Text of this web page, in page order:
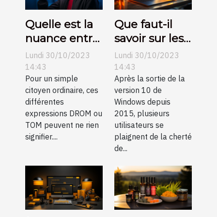
Quelle est la
nuance entre
DROM et
TOM ?
Lundi 30/10/2023
14:43
Pour un simple
citoyen ordinaire, ces
différentes
expressions DROM ou
TOM peuvent ne rien
signifier....
Que faut-il
savoir sur les
clés de
licence
Windows 10 ?
Lundi 30/10/2023
14:43
Après la sortie de la
version 10 de
Windows depuis
2015, plusieurs
utilisateurs se
plaignent de la cherté
de...